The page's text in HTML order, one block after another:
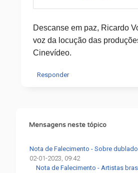
Descanse em paz, Ricardo
voz da locução das
Cinevídeo.
Responder
Mensagens neste tópico
Nota de Falecimento - Sobre
02-01-2023, 09:42
Nota de Falecimento - Artistas